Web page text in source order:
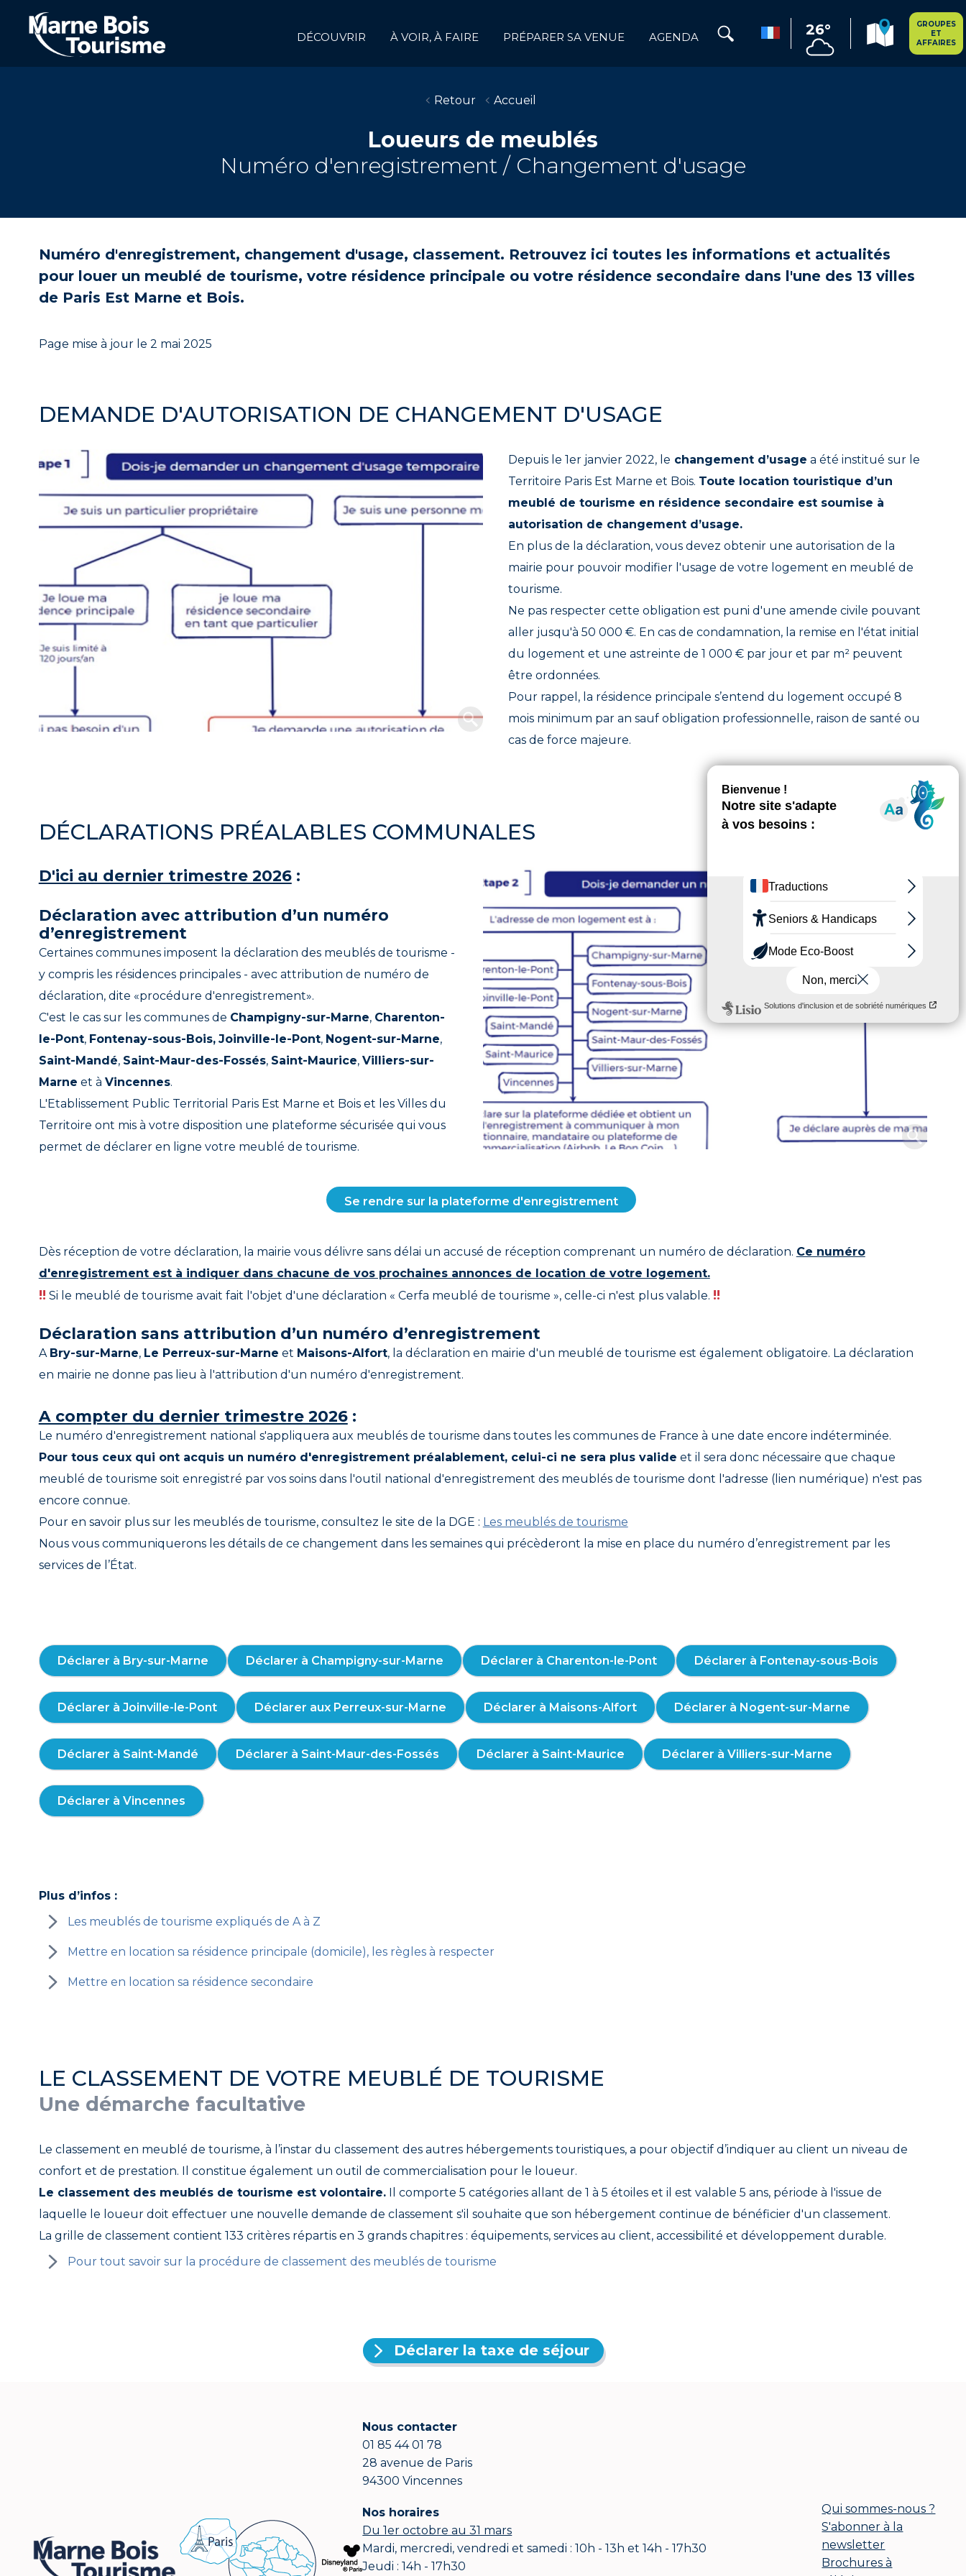
contenu
principal
NAVIGATION
DÉCOUVRIR À VOIR, À FAIRE PRÉPARER SA VENUE AGENDA 26°
GROUPES
ET
AFFAIRES
Retour Accueil
Loueurs de meublés
Numéro d'enregistrement / Changement d'usage
Numéro d'enregistrement, changement d'usage, classement. Retrouvez ici toutes les informations et actualités
pour louer un meublé de tourisme, votre résidence principale ou votre résidence secondaire dans l'une des 13 villes
de Paris Est Marne et Bois.
Page mise à jour le 2 mai 2025
DEMANDE D'AUTORISATION DE CHANGEMENT D'USAGE
Depuis le 1er janvier 2022, le changement d’usage a été institué sur le
Territoire Paris Est Marne et Bois. Toute location touristique d’un
meublé de tourisme en résidence secondaire est soumise à
autorisation de changement d’usage.
En plus de la déclaration, vous devez obtenir une autorisation de la
mairie pour pouvoir modifier l'usage de votre logement en meublé de
tourisme.
Ne pas respecter cette obligation est puni d'une amende civile pouvant
aller jusqu'à 50 000 €. En cas de condamnation, la remise en l'état initial
du logement et une astreinte de 1 000 € par jour et par m² peuvent
être ordonnées.
Pour rappel, la résidence principale s’entend du logement occupé 8
mois minimum par an sauf obligation professionnelle, raison de santé ou
cas de force majeure.
DÉCLARATIONS PRÉALABLES COMMUNALES
D'ici au dernier trimestre 2026:
Déclaration avec attribution d’un numéro
d’enregistrement
Certaines communes imposent la déclaration des meublés de tourisme -
y compris les résidences principales - avec attribution de numéro de
déclaration, dite «procédure d'enregistrement».
C'est le cas sur les communes de Champigny-sur-Marne, Charenton-
le-Pont, Fontenay-sous-Bois, Joinville-le-Pont, Nogent-sur-Marne,
Saint-Mandé, Saint-Maur-des-Fossés, Saint-Maurice, Villiers-sur-
Marne et à Vincennes.
L'Etablissement Public Territorial Paris Est Marne et Bois et les Villes du
Territoire ont mis à votre disposition une plateforme sécurisée qui vous
permet de déclarer en ligne votre meublé de tourisme.
Se rendre sur la plateforme d'enregistrement
Dès réception de votre déclaration, la mairie vous délivre sans délai un accusé de réception comprenant un numéro de déclaration. Ce numéro
d'enregistrement est à indiquer dans chacune de vos prochaines annonces de location de votre logement.
!! Si le meublé de tourisme avait fait l'objet d'une déclaration « Cerfa meublé de tourisme », celle-ci n'est plus valable. !!
Déclaration sans attribution d’un numéro d’enregistrement
A Bry-sur-Marne, Le Perreux-sur-Marne et Maisons-Alfort, la déclaration en mairie d'un meublé de tourisme est également obligatoire. La déclaration
en mairie ne donne pas lieu à l'attribution d'un numéro d'enregistrement.
A compter du dernier trimestre 2026:
Le numéro d'enregistrement national s'appliquera aux meublés de tourisme dans toutes les communes de France à une date encore indéterminée.
Pour tous ceux qui ont acquis un numéro d'enregistrement préalablement, celui-ci ne sera plus valide et il sera donc nécessaire que chaque
meublé de tourisme soit enregistré par vos soins dans l'outil national d'enregistrement des meublés de tourisme dont l'adresse (lien numérique) n'est pas
encore connue.
Pour en savoir plus sur les meublés de tourisme, consultez le site de la DGE : Les meublés de tourisme
Nous vous communiquerons les détails de ce changement dans les semaines qui précèderont la mise en place du numéro d’enregistrement par les
services de l’État.
Déclarer à Bry-sur-Marne Déclarer à Champigny-sur-Marne Déclarer à Charenton-le-Pont Déclarer à Fontenay-sous-Bois
Déclarer à Joinville-le-Pont Déclarer aux Perreux-sur-Marne Déclarer à Maisons-Alfort Déclarer à Nogent-sur-Marne
Déclarer à Saint-Mandé Déclarer à Saint-Maur-des-Fossés Déclarer à Saint-Maurice Déclarer à Villiers-sur-Marne
Déclarer à Vincennes
Plus d’infos :
Les meublés de tourisme expliqués de A à Z
Mettre en location sa résidence principale (domicile), les règles à respecter
Mettre en location sa résidence secondaire
LE CLASSEMENT DE VOTRE MEUBLÉ DE TOURISME
Une démarche facultative
Le classement en meublé de tourisme, à l’instar du classement des autres hébergements touristiques, a pour objectif d’indiquer au client un niveau de
confort et de prestation. Il constitue également un outil de commercialisation pour le loueur.
Le classement des meublés de tourisme est volontaire.Il comporte 5 catégories allant de 1 à 5 étoiles et il est valable 5 ans, période à l'issue de
laquelle le loueur doit effectuer une nouvelle demande de classement s'il souhaite que son hébergement continue de bénéficier d'un classement.
La grille de classement contient 133 critères répartis en 3 grands chapitres : équipements, services au client, accessibilité et développement durable.
Pour tout savoir sur la procédure de classement des meublés de tourisme
Déclarer la taxe de séjour
Nous contacter
01 85 44 01 78
28 avenue de Paris
94300 Vincennes
Nos horaires
Du 1er octobre au 31 mars
Mardi, mercredi, vendredi et samedi : 10h - 13h et 14h - 17h30
Jeudi : 14h - 17h30
Qui sommes-nous ?
S'abonner à la
newsletter
Brochures à